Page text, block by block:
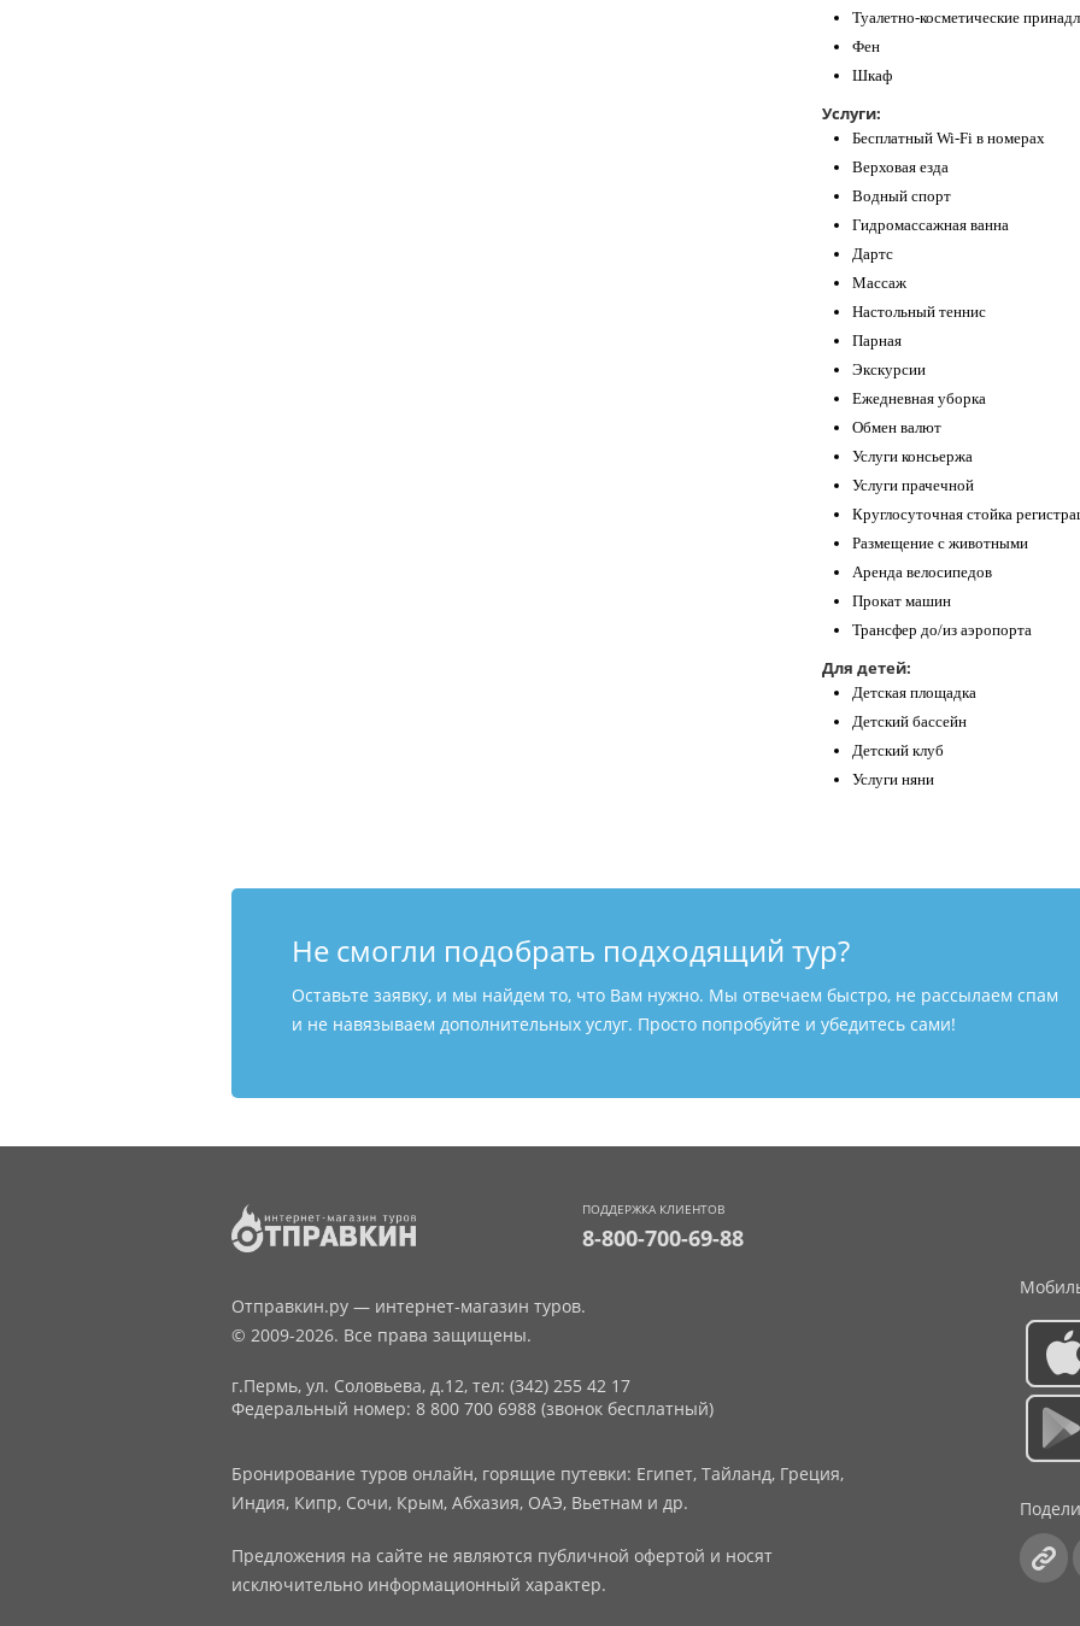
Туалетно-косметические
Фен
Шкаф
Услуги:
Бесплатный Wi-Fi в номерах
Верховая езда
Водный спорт
Гидромассажная ванна
Дартс
Массаж
Настольный теннис
Парная
Экскурсии
Ежедневная уборка
Обмен валют
Услуги консьержа
Услуги прачечной
Круглосуточная стойка
Размещение с животными
Аренда велосипедов
Прокат машин
Трансфер до/из аэропорта
Для детей:
Детская площадка
Детский бассейн
Детский клуб
Услуги няни
Не смогли подобрать подходящий тур?
Оставьте заявку, и мы найдем то, что Вам нужно. Мы отвечаем быстро, не рассылаем спам
и не навязываем дополнительных услуг. Просто попробуйте и убедитесь сами!
ПОДДЕРЖКА КЛИЕНТОВ
8-800-700-69-88
Отправкин.ру — интернет-магазин туров.
© 2009-2026. Все права защищены.
г.Пермь, ул. Соловьева, д.12, тел: (342) 255 42 17
Федеральный номер: 8 800 700 6988 (звонок бесплатный)
Бронирование туров онлайн, горящие путевки: Египет, Тайланд, Греция,
Индия, Кипр, Сочи, Крым, Абхазия, ОАЭ, Вьетнам и др.
Предложения на сайте не являются публичной офертой и носят
исключительно информационный характер.